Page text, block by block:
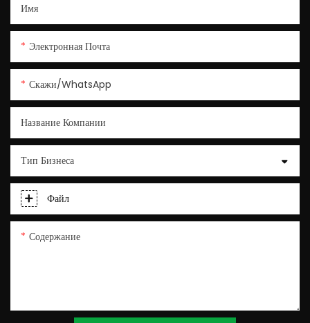
Имя
Электронная Почта
Скажи/WhatsApp
Название Компании
Тип Бизнеса
Файл
Содержание